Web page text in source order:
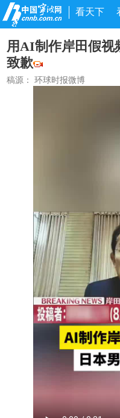
看天下
用AI制作岸田假视
致歉
稿源：环球时报微博